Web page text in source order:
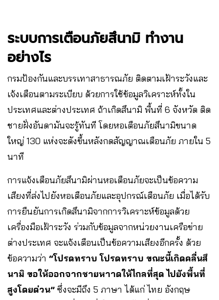
ระบบการเตือนภัยสึนามิ ทำงาน
อย่างไร
กรมป้องกันและบรรเทาสาธารณภัย ติดตามเฝ้าระวังและ
เจ้งเตือนตามระเบียบ ด้วยการใช้ข้อมูลวิเคราะห์ทั้งใน
ประเทศและต่างประเทศ ถ้าเกิดสึนามิ พื้นที่ 6 จังหวัด ติด
ชายฝั่งอันดามันจะรู้ทันที โดยหอเตือนภัยสึนามิขนาด
ใหญ่ 130 แห่งจะดังขึ้นหลังกดสัญญาณเตือนภัย ภายใน 5
นาที
การแจ้งเตือนภัยสึนามิผ่านหอเตือนภัยจะเป็นข้อความ
เสียงที่ส่งไปยังหอเตือนภัยและอุปกรณ์เตือนภัย เมื่อได้รับ
การยืนยันการเกิดสึนามิจากการวิเคราะห์ข้อมูลด้วย
เครื่องมือเฝ้าระวัง ร่วมกับข้อมูลจากหน่วยงานเครือข่าย
ต่างประเทศ จะแจ้งเตือนเป็นข้อความเสียงอีกครั้ง ด้วย
ข้อความว่า “โปรดทราบ โปรดทราบ ขณะนี้เกิดคลื่นสึ
นามิ ขอให้ออกจากชายหาาดให้ไกลที่สุด ไปยังพื้นที่
สูงโดยด่วน” ซึ่งจะมีถึง 5 ภาษา ได้แก่ ไทย อังกฤษ